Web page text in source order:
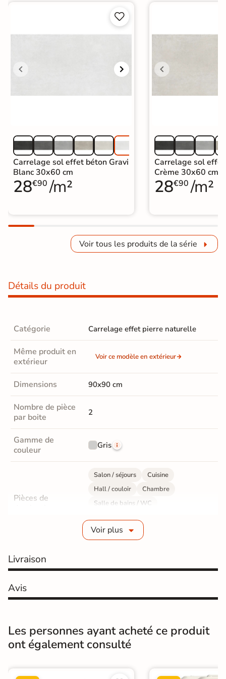


Carrelage sol effet béton Gravi
Blanc 30x60 cm
28€90 /m²
Carrelage sol
Crème 30x60 cm
28€90 /m²
Voir tous les produits de la série
Détails du produit
Catégorie Carrelage effet pierre naturelle
Même produit en
extérieur
Voir ce modèle en extérieur
Dimensions 90x90 cm
Nombre de pièce
par boite
2
Gamme de
couleur
Gris
Pièces de
Salon / séjours
Cuisine
Hall / couloir
Chambre
Salle de bains / WC
Sol intérieur
Fabrication
Résistance à
Masse colorée Oui
Voir plus
Livraison
Avis
Les personnes ayant acheté ce produit
ont également consulté